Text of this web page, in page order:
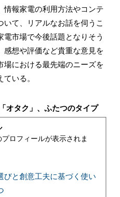
情報家電の利用方法やコンテ
て、リアルなお話を伺うこ
市場で今後話題となりそう
感想や評価など貴重な意見を
場における最先端のニーズを
いる。
オタク」、ふたつのタイプ
プロフィールが表示されま
びと創意工夫に基づく使い